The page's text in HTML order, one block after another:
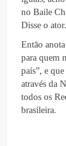
no Baile
Disse o ator.
Então
para quem
país”, e
através da
todos os
brasileira.